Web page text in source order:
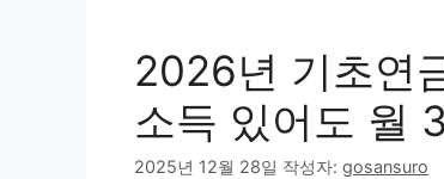
2026년 기초연
소득 있어도 월
2025년 12월 28일 작성자: gosansuro